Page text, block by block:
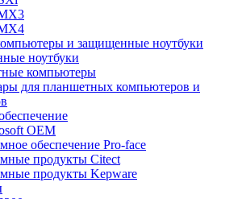
и защищенные ноутбуки
ноутбуки
компьютеры
для планшетных компьютеров и
OEM
обеспечение Pro-face
продукты Citect
продукты Kepware